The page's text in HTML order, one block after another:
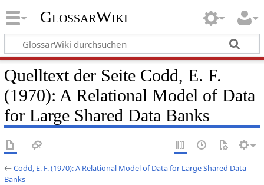
GlossarWiki
Quelltext der Seite Codd, E. F.
(1970): A Relational Model of Data
for Large Shared Data Banks
←Codd, E. F. (1970): A Relational Model of Data for Large Shared Data
Banks